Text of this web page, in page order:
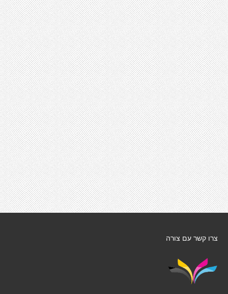
צרו קשר עם צורה